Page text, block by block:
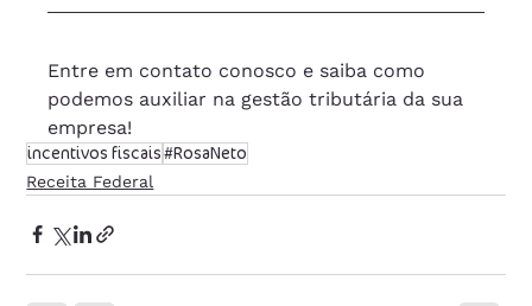
Entre em contato conosco e saiba como
podemos auxiliar na gestão tributária da sua
empresa!
incentivos fiscais#RosaNeto
Receita Federal